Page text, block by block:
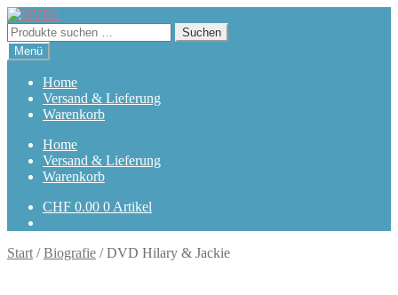
Zur
Navigation
springen
Zum
Inhalt
springen
Suchen
nach:
Suchen
Menü
Home
Versand & Lieferung
Warenkorb
Home
Versand & Lieferung
Warenkorb
CHF 0.00 0 Artikel
Start /Biografie /DVD Hilary & Jackie